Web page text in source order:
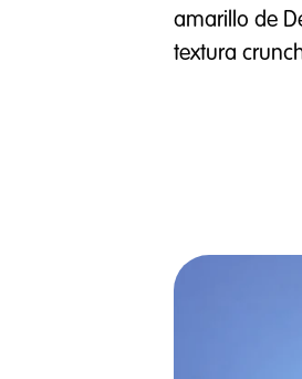
amarillo de
textura